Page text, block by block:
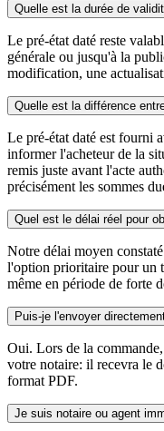
Quelle est la durée de
Le pré-état daté reste
générale ou jusqu'à la
modification, une
Quelle est la différence
Le pré-état daté est fourni
informer l'acheteur de la
remis juste avant l'acte
précisément les sommes
Quel est le délai réel pour
Notre délai moyen
l'option prioritaire pour un
même en période de forte
Puis-je l'envoyer
Oui. Lors de la
votre notaire: il recevra le
format PDF.
Je suis notaire ou agent